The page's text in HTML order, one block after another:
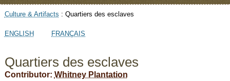
Culture & Artifacts : Quartiers des esclaves
ENGLISH FRANÇAIS
Quartiers des esclaves
Contributor: Whitney Plantation